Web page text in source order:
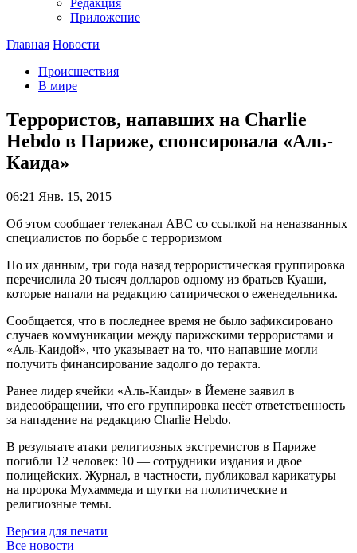
Редакция
Приложение
Главная Новости
Происшествия
В мире
Террористов, напавших на Charlie
Hebdo в Париже, спонсировала «Аль-
Каида»
06:21 Янв. 15, 2015
Об этом сообщает телеканал ABC со ссылкой на неназванных
специалистов по борьбе с терроризмом
По их данным, три года назад террористическая группировка
перечислила 20 тысяч долларов одному из братьев Куаши,
которые напали на редакцию сатирического еженедельника.
Сообщается, что в последнее время не было зафиксировано
случаев коммуникации между парижскими террористами и
«Аль-Каидой», что указывает на то, что напавшие могли
получить финансирование задолго до теракта.
Ранее лидер ячейки «Аль-Каиды» в Йемене заявил в
видеообращении, что его группировка несёт ответственность
за нападение на редакцию Charlie Hebdo.
В результате атаки религиозных экстремистов в Париже
погибли 12 человек: 10 — сотрудники издания и двое
полицейских. Журнал, в частности, публиковал карикатуры
на пророка Мухаммеда и шутки на политические и
религиозные темы.
Версия для печати
Все новости